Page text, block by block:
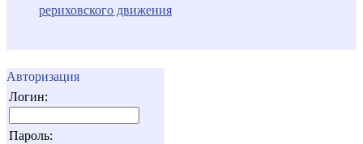
рериховского движения
Авторизация
Логин:
Пароль: